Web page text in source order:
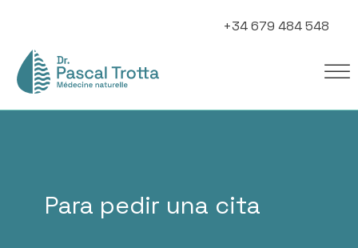
+34 679 484 548
Para pedir una cita